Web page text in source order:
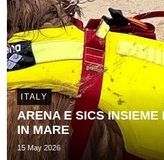
ITALY
ARENA E SICS
IN MARE
15 May 2026